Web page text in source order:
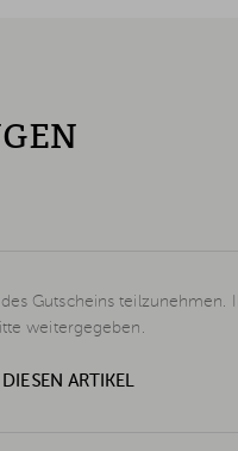
Gutscheins
weitergegeben.
ARTIKEL